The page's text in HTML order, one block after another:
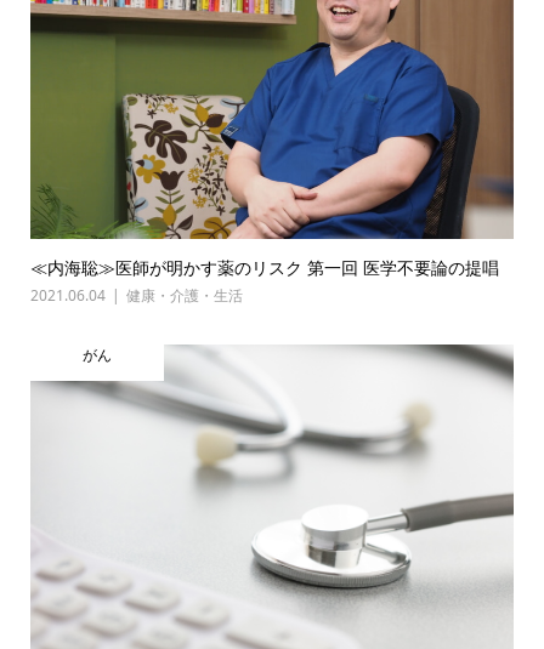
≪内海聡≫医師が明かす薬のリスク 第一回 医学不要論の提唱
2021.06.04 健康・介護・生活
がん